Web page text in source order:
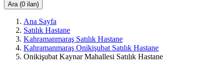
Ara (0 ilan)
Ana Sayfa
Satılık Hastane
Kahramanmaraş Satılık Hastane
Kahramanmaraş Onikişubat Satılık Hastane
Onikişubat Kaynar Mahallesi Satılık Hastane